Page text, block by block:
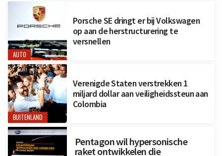
AUTO
Porsche SE dringt er bij Volkswagen
op aan de herstructurering te
versnellen
BUITENLAND
Verenigde Staten verstrekken 1
miljard dollar aan veiligheidssteun aan
Colombia
Pentagon wil hypersonische
raket ontwikkelen die